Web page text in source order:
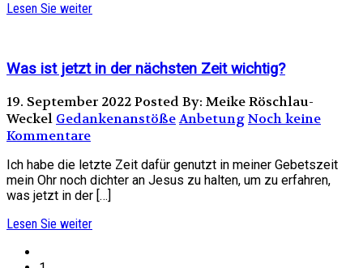
Lesen Sie weiter
Was ist jetzt in der nächsten Zeit wichtig?
19. September 2022Posted By: Meike Röschlau-
Weckel GedankenanstößeAnbetungNoch keine
Kommentare
Ich habe die letzte Zeit dafür genutzt in meiner Gebetszeit
mein Ohr noch dichter an Jesus zu halten, um zu erfahren,
was jetzt in der […]
Lesen Sie weiter